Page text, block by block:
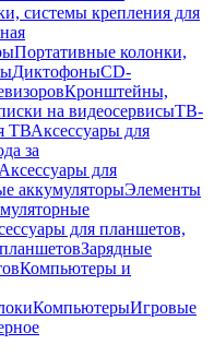
системы крепления для
Портативные колонки,
ДиктофоныCD-
Кронштейны,
на видеосервисыТВ-
ТВАксессуары для
за
Аксессуары для
аккумуляторыЭлементы
для планшетов,
Зарядные
Компьютеры и
КомпьютерыИгровые